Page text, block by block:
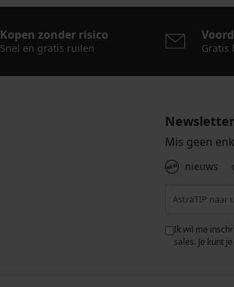
Kopen zonder risico
Snel en gratis ruilen Gratis
Newsletter
Mis geen
nieuws
Ik wil me
sales. Je kunt